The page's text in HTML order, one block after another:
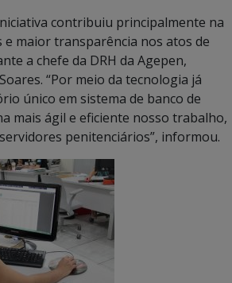
contribuiu principalmente na
e maior transparência nos atos de
a chefe da DRH da Agepen,
“Por meio da tecnologia já
único em sistema de banco de
mais ágil e eficiente nosso trabalho,
penitenciários”, informou.